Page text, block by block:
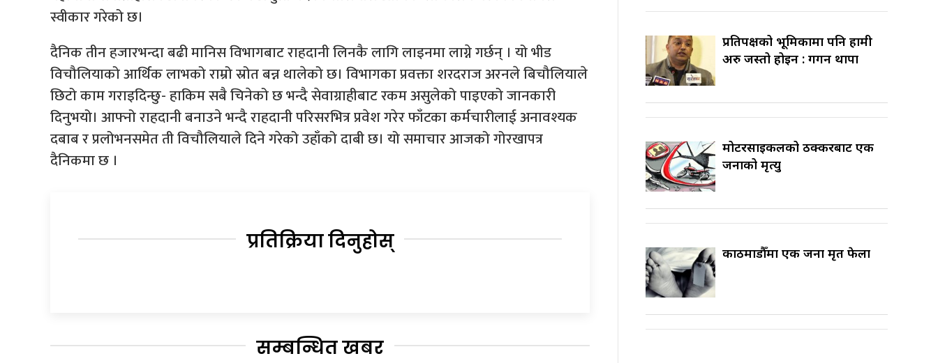
स्वीकार गरेको छ।
दैनिक तीन हजारभन्दा बढी मानिस विभागबाट राहदानी लिनकै लागि लाइनमा लाग्ने गर्छन् । यो भीड
विचौलियाको आर्थिक लाभको राम्रो स्रोत बन्न थालेको छ। विभागका प्रवक्ता शरदराज अरनले बिचौलियाले
छिटो काम गराइदिन्छु- हाकिम सबै चिनेको छ भन्दै सेवाग्राहीबाट रकम असुलेको पाइएको जानकारी
दिनुभयो। आफ्नो राहदानी बनाउने भन्दै राहदानी परिसरभित्र प्रवेश गरेर फाँटका कर्मचारीलाई अनावश्यक
दबाब र प्रलोभनसमेत ती विचौलियाले दिने गरेको उहाँको दाबी छ। यो समाचार आजको गोरखापत्र
दैनिकमा छ ।
प्रतिक्रिया दिनुहोस्
सम्बन्धित खबर
प्रतिपक्षको भूमिकामा पनि हामी
अरु जस्तो होइन : गगन थापा
मोटरसाइकलको ठक्करबाट एक
जनाको मृत्यु
काठमाडौँमा एक जना मृत फेला